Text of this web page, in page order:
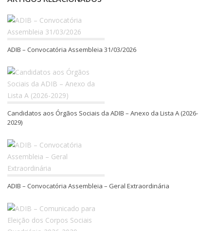
ADIB – Convocatória Assembleia 31/03/2026
Candidatos aos Órgãos Sociais da ADIB – Anexo da Lista A (2026-
2029)
ADIB – Convocatória Assembleia – Geral Extraordinária